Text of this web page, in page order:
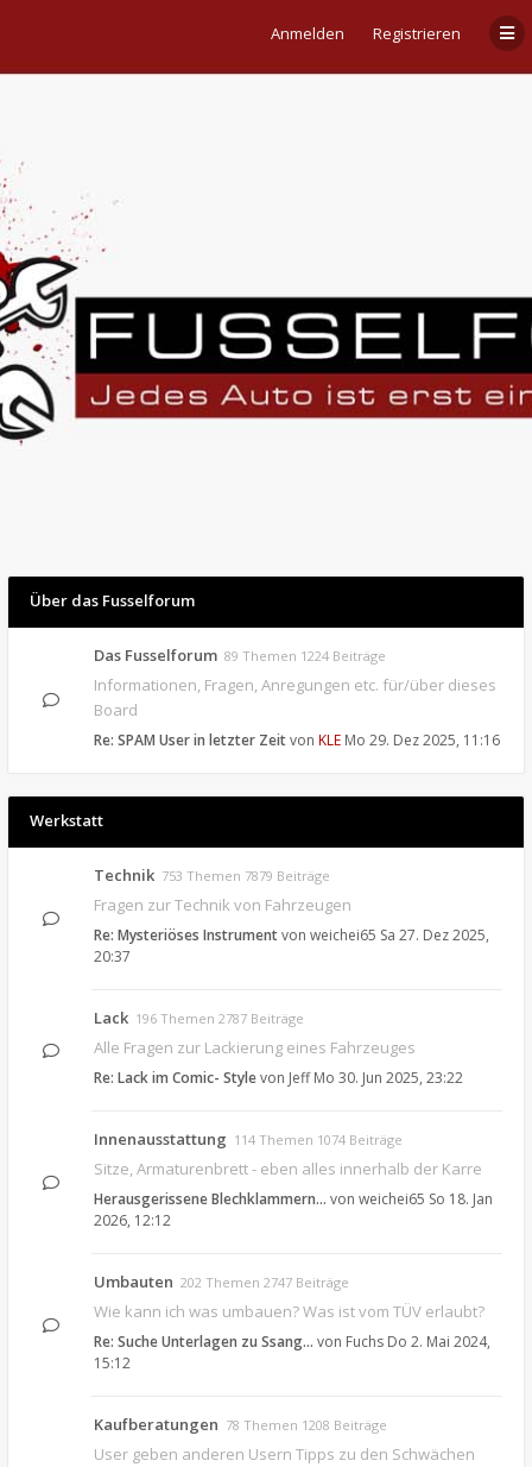
Anmelden Registrieren
Über das Fusselforum
Das Fusselforum 89 Themen 1224 Beiträge
Informationen, Fragen, Anregungen etc. für/über dieses
Board
Re: SPAM User in letzter Zeitvon KLE Mo 29. Dez 2025, 11:16
Werkstatt
Technik 753 Themen 7879 Beiträge
Fragen zur Technik von Fahrzeugen
Re: Mysteriöses Instrumentvon weichei65 Sa 27. Dez 2025,
20:37
Lack 196 Themen 2787 Beiträge
Alle Fragen zur Lackierung eines Fahrzeuges
Re: Lack im Comic- Stylevon Jeff Mo 30. Jun 2025, 23:22
Innenausstattung 114 Themen 1074 Beiträge
Sitze, Armaturenbrett - eben alles innerhalb der Karre
Herausgerissene Blechklammern… von weichei65 So 18. Jan
2026, 12:12
Umbauten 202 Themen 2747 Beiträge
Wie kann ich was umbauen? Was ist vom TÜV erlaubt?
Re: Suche Unterlagen zu Ssang… von Fuchs Do 2. Mai 2024,
15:12
Kaufberatungen 78 Themen 1208 Beiträge
User geben anderen Usern Tipps zu den Schwächen